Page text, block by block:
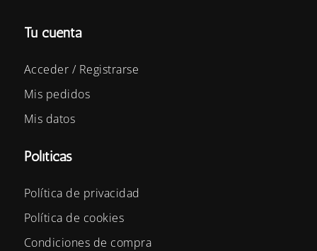
Tu cuenta
Acceder / Registrarse
Mis pedidos
Mis datos
Políticas
Política de privacidad
Política de cookies
Condiciones de compra